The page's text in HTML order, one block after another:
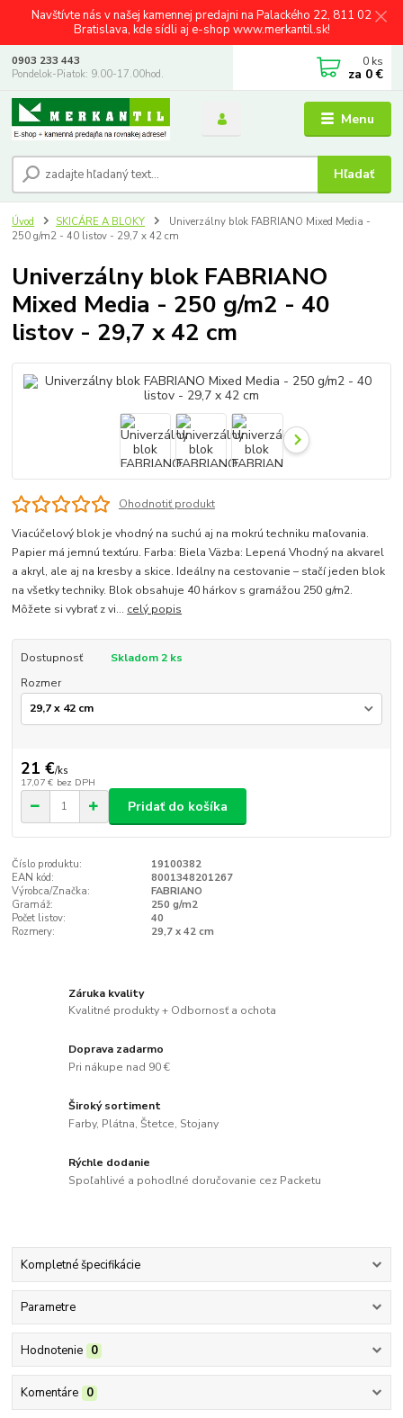
Navštívte nás v našej kamennej predajni na Palackého 22, 811 02
Bratislava, kde sídli aj e-shop www.merkantil.sk!
Menu
Hľadať
0903 233 443
Pondelok-Piatok: 9.00-17.00hod.
0 ks
za 0 €
Úvod SKICÁRE A BLOKY
Univerzálny blok FABRIANO Mixed Media -
250 g/m2 - 40 listov - 29,7 x 42 cm
Univerzálny blok FABRIANO
Mixed Media - 250 g/m2 - 40
listov - 29,7 x 42 cm
Ohodnotiť produkt
Viacúčelový blok je vhodný na suchú aj na mokrú techniku maľovania.
Papier má jemnú textúru. Farba: Biela Väzba: Lepená Vhodný na akvarel
a akryl, ale aj na kresby a skice. Ideálny na cestovanie – stačí jeden blok
na všetky techniky. Blok obsahuje 40 hárkov s gramážou 250 g/m2.
Môžete si vybrať z vi... celý popis
Dostupnosť
Skladom 2 ks
Rozmer
21 €/ks
17,07 € bez DPH
Pridať do košíka
Číslo produktu:
19100382
EAN kód:
8001348201267
Výrobca/Značka:
FABRIANO
Gramáž:
250 g/m2
Počet listov:
40
Rozmery:
29,7 x 42 cm
Záruka kvality
Kvalitné produkty + Odbornosť a ochota
Doprava zadarmo
Pri nákupe nad 90 €
Široký sortiment
Farby, Plátna, Štetce, Stojany
Rýchle dodanie
Spoľahlivé a pohodlné doručovanie cez Packetu
Kompletné špecifikácie
Parametre
Hodnotenie 0
Komentáre 0